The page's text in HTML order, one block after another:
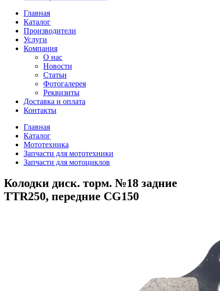
Главная
Каталог
Производители
Услуги
Компания
О нас
Новости
Статьи
Фотогалерея
Реквизиты
Доставка и оплата
Контакты
Главная
Каталог
Мототехника
Запчасти для мототехники
Запчасти для мотоциклов
Колодки диск. торм. №18 задние
TTR250, передние CG150